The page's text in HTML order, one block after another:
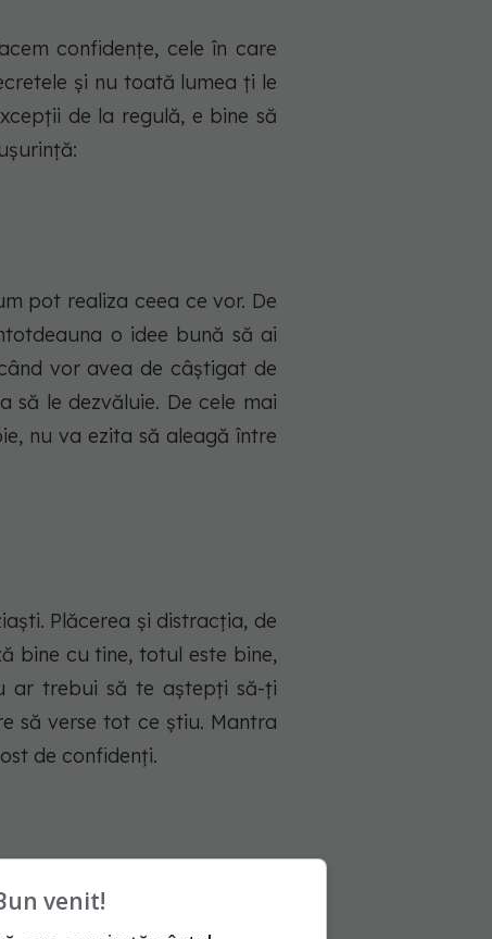
confidențe, cele în care
și nu toată lumea ți le
de la regulă, e bine să
pot realiza ceea ce vor. De
o idee bună să ai
vor avea de câștigat de
să le dezvăluie. De cele mai
nu va ezita să aleagă între
Plăcerea și distracția, de
bine cu tine, totul este bine,
ar trebui să te aștepți să-ți
să verse tot ce știu. Mantra
de confidenți.
și de regulă nu se gândesc
venit!